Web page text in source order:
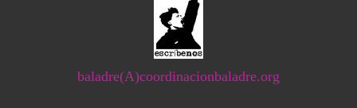
baladre(A)coordinacionbaladre.org